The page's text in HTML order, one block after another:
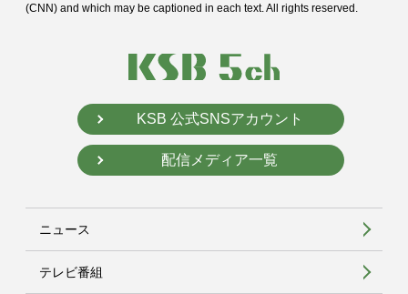
(CNN) and which may be captioned in each text. All rights reserved.
KSB 公式SNSアカウント
配信メディア一覧
ニュース
テレビ番組